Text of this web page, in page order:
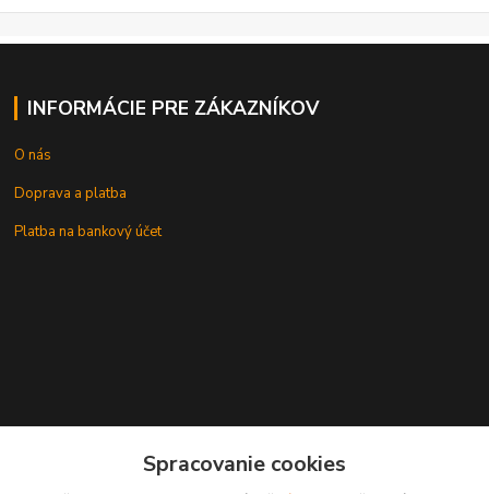
INFORMÁCIE PRE ZÁKAZNÍKOV
O nás
Doprava a platba
Platba na bankový účet
Spracovanie cookies